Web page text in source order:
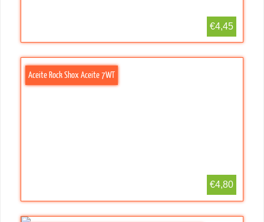
€4,45
Aceite Rock Shox Aceite 7WT
€4,80